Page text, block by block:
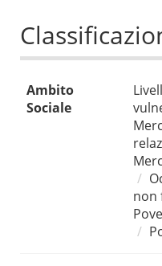
Ambito
Sociale
non